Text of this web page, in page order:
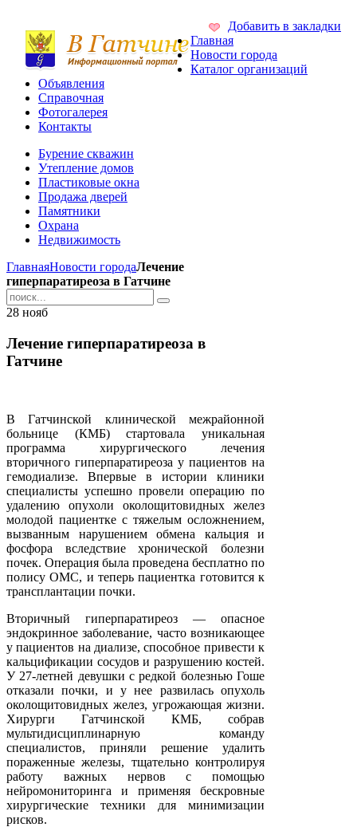
Добавить в закладки
Главная
Новости города
Каталог организаций
Объявления
Справочная
Фотогалерея
Контакты
Бурение скважин
Утепление домов
Пластиковые окна
Продажа дверей
Памятники
Охрана
Недвижимость
ГлавнаяНовости городаЛечение
гиперпаратиреоза в Гатчине
28 нояб
Лечение гиперпаратиреоза в
Гатчине
В Гатчинской клинической межрайонной
больнице (КМБ) стартовала уникальная
программа хирургического лечения
вторичного гиперпаратиреоза у пациентов на
гемодиализе. Впервые в истории клиники
специалисты успешно провели операцию по
удалению опухоли околощитовидных желез
молодой пациентке с тяжелым осложнением,
вызванным нарушением обмена кальция и
фосфора вследствие хронической болезни
почек. Операция была проведена бесплатно по
полису ОМС, и теперь пациентка готовится к
трансплантации почки.
Вторичный гиперпаратиреоз — опасное
эндокринное заболевание, часто возникающее
у пациентов на диализе, способное привести к
кальцификации сосудов и разрушению костей.
У 27-летней девушки с редкой болезнью Гоше
отказали почки, и у нее развилась опухоль
околощитовидных желез, угрожающая жизни.
Хирурги Гатчинской КМБ, собрав
мультидисциплинарную команду
специалистов, приняли решение удалить
пораженные железы, тщательно контролируя
работу важных нервов с помощью
нейромониторинга и применяя бескровные
хирургические техники для минимизации
рисков.